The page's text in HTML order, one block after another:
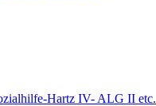
Hartz IV- ALG II etc.